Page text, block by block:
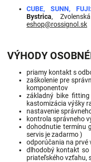
CUBE, SUNN, FUJI:
Bystrica,
eshop@rossignol.sk
VÝHODY
priamy kontakt s
zaškolenie pre
komponentov
základný bike
kastomizácia výšky
nastavenie
kontrola správneho
dohodnutie termínu
servis je zadarmo )
odporúčania na prvé
dlhodobý kontakt so
priateľského vzťahu,